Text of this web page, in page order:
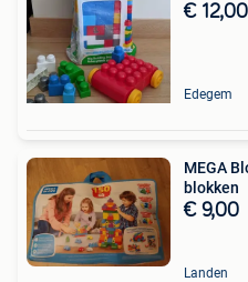
€ 12,00
Edegem
MEGA
blokken
€ 9,00
Landen